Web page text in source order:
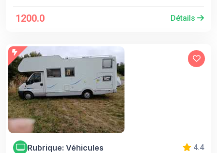
1200.0 Détails
Rubrique: Véhicules 4.4